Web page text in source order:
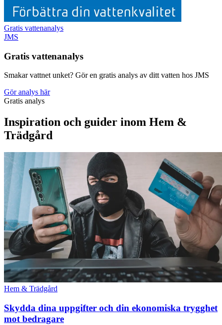
Gratis vattenanalys
JMS
Gratis vattenanalys
Smakar vattnet unket? Gör en gratis analys av ditt vatten hos JMS
Gör analys här
Gratis analys
Inspiration och guider inom Hem &
Trädgård
Hem & Trädgård
Skydda dina uppgifter och din ekonomiska trygghet
mot bedragare